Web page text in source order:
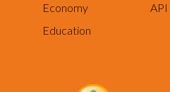
Economy
Education
API